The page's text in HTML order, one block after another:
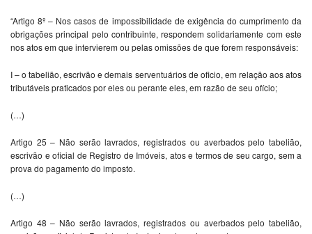
“Artigo 8º – Nos casos de impossibilidade de exigência do cumprimento da
obrigações principal pelo contribuinte, respondem solidariamente com este
nos atos em que intervierem ou pelas omissões de que forem responsáveis:
I – o tabelião, escrivão e demais serventuários de oficio, em relação aos atos
tributáveis praticados por eles ou perante eles, em razão de seu ofício;
(…)
Artigo 25 – Não serão lavrados, registrados ou averbados pelo tabelião,
escrivão e oficial de Registro de Imóveis, atos e termos de seu cargo, sem a
prova do pagamento do imposto.
(…)
Artigo 48 – Não serão lavrados, registrados ou averbados pelo tabelião,